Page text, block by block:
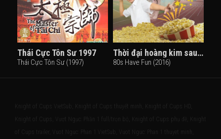
Thái Cực Tôn Sư 1997
Thái Cực Tôn Sư (1997)
Thời đại hoàng kim sau năm 1980
80s Have Fun (2016)
Knight of Cups VietSub, Knight of Cups thuyết minh, Knight of Cups HD,
Knight of Cups, Vượt Ngục: Phần 1 full/trọn bộ, Knight of Cups phụ đề, Knight
of Cups trailer, Vuot Nguc: Phan 1 VietSub, Vuot Nguc: Phan 1 thuyet minh,